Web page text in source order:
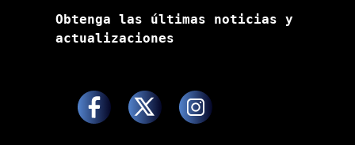
Obtenga las últimas noticias y
actualizaciones